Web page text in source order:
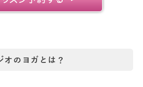
のヨガとは？